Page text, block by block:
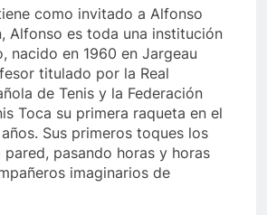
como invitado a Alfonso
Alfonso es toda una institución
nacido en 1960 en Jargeau
titulado por la Real
de Tenis y la Federación
Toca su primera raqueta en el
Sus primeros toques los
pared, pasando horas y horas
imaginarios de